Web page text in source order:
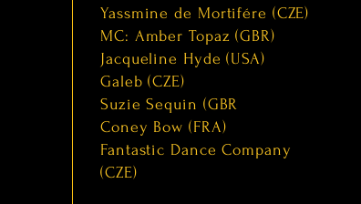
Yassmine de Mortifére (CZE)
MC: Amber Topaz (GBR)
Jacqueline Hyde (USA)
Galeb (CZE)
Suzie Sequin (GBR
Coney Bow (FRA)
Fantastic Dance Company
(CZE)